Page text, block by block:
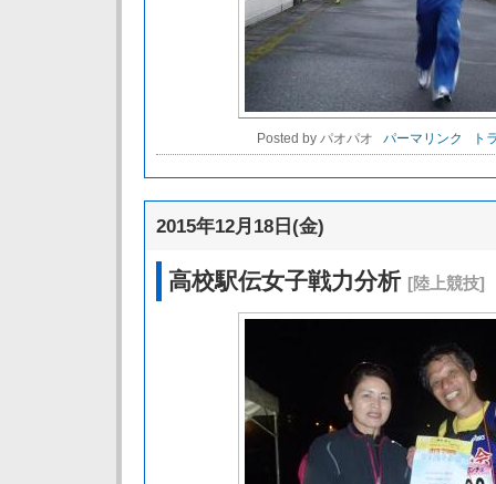
Posted by パオパオ パーマリンク ト
2015年12月18日(金)
高校駅伝女子戦力分析 [陸上競技]